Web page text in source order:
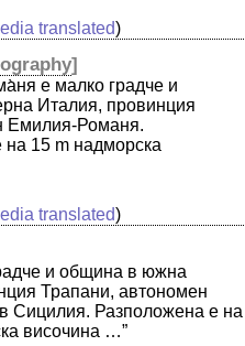
translated)
]
е малко градче и
Италия, провинция
Емилия-Романя.
на 15 m надморска
translated)
и община в южна
Трапани, автономен
Сицилия. Разположена е на
височина …”